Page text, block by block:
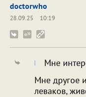
doctorwho
28.09.25
10:19
Мне
Мне другое
леваков,